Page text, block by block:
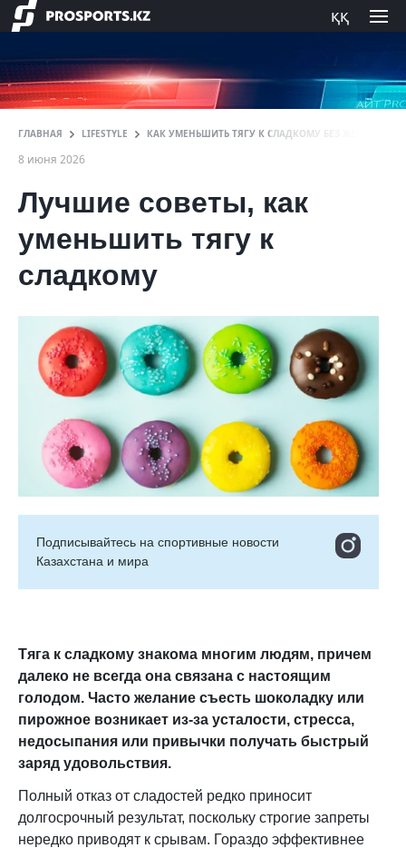
ққ
ГЛАВНАЯ LIFESTYLE КАК УМЕНЬШИТЬ ТЯГУ К СЛАДКОМУ БЕЗ ЖЕСТКИХ
8 июня 2026
Лучшие советы, как
уменьшить тягу к
сладкому
Подписывайтесь на cпортивные новости
Казахстана и мира
Тяга к сладкому знакома многим людям, причем
далеко не всегда она связана с настоящим
голодом. Часто желание съесть шоколадку или
пирожное возникает из-за усталости, стресса,
недосыпания или привычки получать быстрый
заряд удовольствия.
Полный отказ от сладостей редко приносит
долгосрочный результат, поскольку строгие запреты
нередко приводят к срывам. Гораздо эффективнее